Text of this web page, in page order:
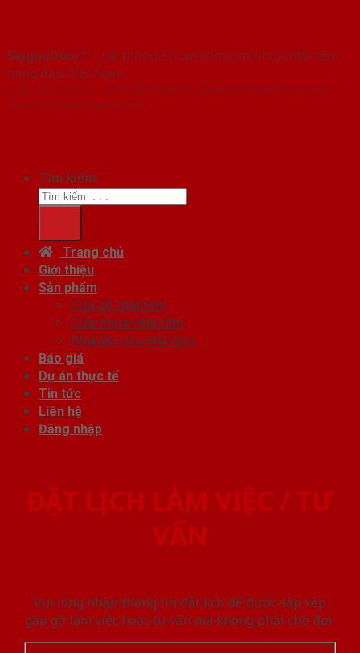
SaigonDoor™ - Hệ thống Showroom cửa nhựa nhà tắm
hàng đầu Việt Nam
Copyright ⓒ 2016 – 2026 SaigonDoor™ - www.cuanhuanhatam.com |
Đơn vị chủ quản SaigonDoor
Tìm kiếm:
Trang chủ
Giới thiệu
Sản phẩm
Cửa gỗ nhà tắm
Cửa nhựa nhà tắm
Phụ kiện cửa nhà tắm
Báo giá
Dự án thực tế
Tin tức
Liên hệ
Đăng nhập
ĐẶT LỊCH LÀM VIỆC / TƯ
VẤN
Vui lòng nhập thông tin đặt lịch để được sắp xếp
gặp gỡ làm việc hoăc tư vấn mà không phải chờ đợi.